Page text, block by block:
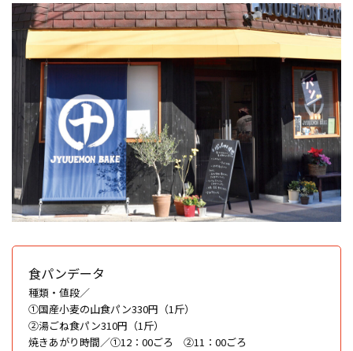
食パンデータ
種類・値段／
①国産小麦の山食パン330円（1斤）
②湯ごね食パン310円（1斤）
焼きあがり時間／①12：00ごろ ②11：00ごろ